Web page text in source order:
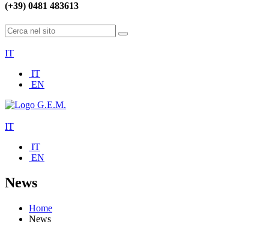
(+39) 0481 483613
IT
IT
EN
IT
IT
EN
News
Home
News